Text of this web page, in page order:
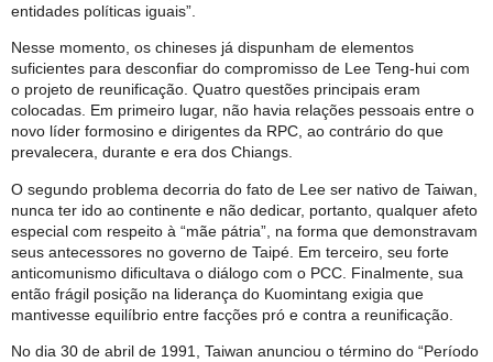
entidades políticas iguais”.
Nesse momento, os chineses já dispunham de elementos
suficientes para desconfiar do compromisso de Lee Teng-hui com
o projeto de reunificação. Quatro questões principais eram
colocadas. Em primeiro lugar, não havia relações pessoais entre o
novo líder formosino e dirigentes da RPC, ao contrário do que
prevalecera, durante e era dos Chiangs.
O segundo problema decorria do fato de Lee ser nativo de Taiwan,
nunca ter ido ao continente e não dedicar, portanto, qualquer afeto
especial com respeito à “mãe pátria”, na forma que demonstravam
seus antecessores no governo de Taipé. Em terceiro, seu forte
anticomunismo dificultava o diálogo com o PCC. Finalmente, sua
então frágil posição na liderança do Kuomintang exigia que
mantivesse equilíbrio entre facções pró e contra a reunificação.
No dia 30 de abril de 1991, Taiwan anunciou o término do “Período